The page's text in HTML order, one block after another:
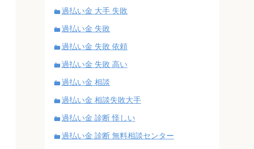
過払い金 大手 失敗
過払い金 失敗
過払い金 失敗 依頼
過払い金 失敗 高い
過払い金 相談
過払い金 相談失敗大手
過払い金 診断 怪しい
過払い金 診断 無料相談センター